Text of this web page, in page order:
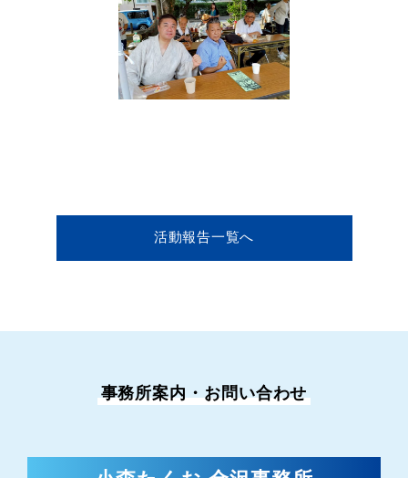
活動報告一覧へ
事務所案内・お問い合わせ